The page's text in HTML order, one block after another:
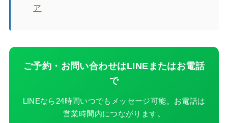
ア
ご予約・お問い合わせはLINEまたはお電話
で
LINEなら24時間いつでもメッセージ可能。お電話は
営業時間内につながります。